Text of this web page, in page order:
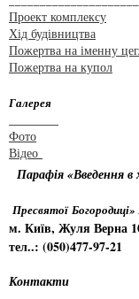
Проект комплексу
Хід будівництва
Пожертва на іменну
Пожертва на купол
Галерея
Фото
Відео
Парафія «Введення в
Пресвятої
м. Київ, Жуля Верна
тел..: (050)477-97-21
Контакти